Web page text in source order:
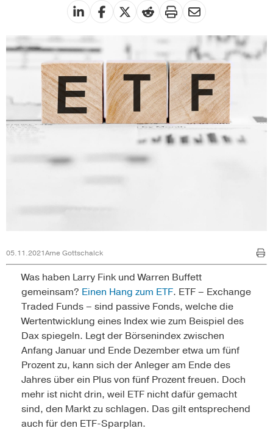
05.11.2021Arne Gottschalck
Was haben Larry Fink und Warren Buffett
gemeinsam? Einen Hang zum ETF. ETF – Exchange
Traded Funds – sind passive Fonds, welche die
Wertentwicklung eines Index wie zum Beispiel des
Dax spiegeln. Legt der Börsenindex zwischen
Anfang Januar und Ende Dezember etwa um fünf
Prozent zu, kann sich der Anleger am Ende des
Jahres über ein Plus von fünf Prozent freuen. Doch
mehr ist nicht drin, weil ETF nicht dafür gemacht
sind, den Markt zu schlagen. Das gilt entsprechend
auch für den ETF-Sparplan.